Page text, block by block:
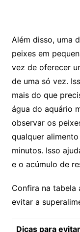
Além disso, uma​
peixes em
vez de ‌oferecer
de uma só vez.
mais‍ do ⁣que
água do ⁤aquário
observar os
qualquer⁢
minutos. Isso
e o‍ acúmulo ​de
Confira na tabela
evitar a
Dicas para‌